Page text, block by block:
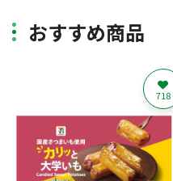
おすすめ商品
718